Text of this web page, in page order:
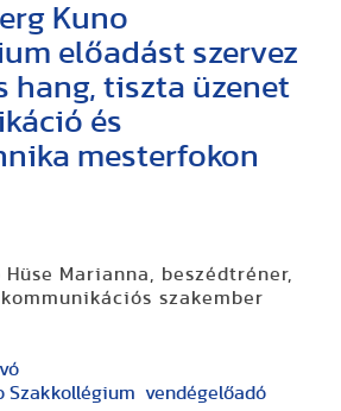
Kuno
előadást szervez
hang, tiszta üzenet
és
mesterfokon
Marianna, beszédtréner,
szakember
Szakkollégium vendégelőadó